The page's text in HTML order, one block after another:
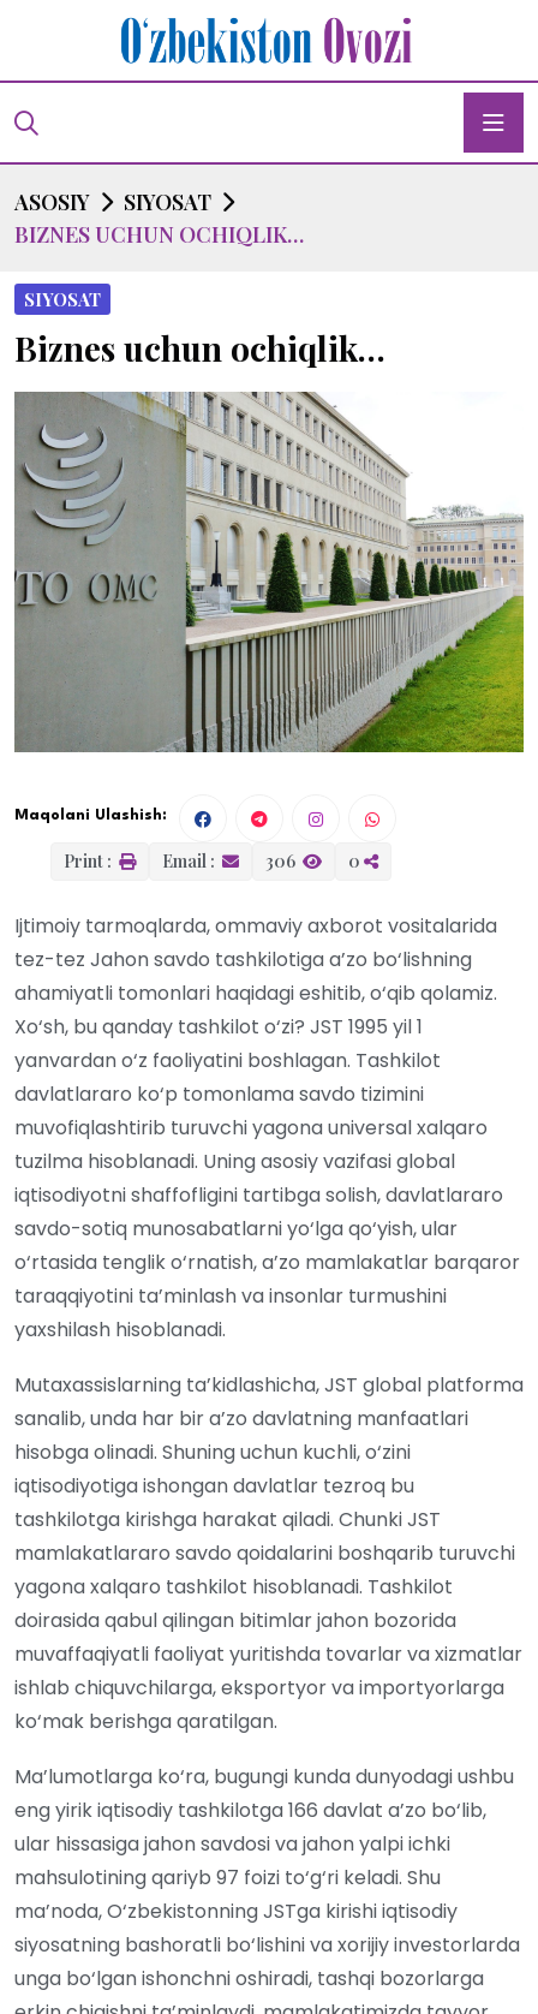
ASOSIY
SIYOSAT
BIZNES UCHUN OCHIQLIK…
SIYOSAT
Biznes uchun ochiqlik…
Maqolani Ulashish:
Print : Email : 306 0
Ijtimoiy tarmoqlarda, ommaviy axborot vositalarida
tez-tez Jahon savdo tashkilotiga a’zo bo‘lishning
ahamiyatli tomonlari haqidagi eshitib, o‘qib qolamiz.
Xo‘sh, bu qanday tashkilot o‘zi? JST 1995 yil 1
yanvardan o‘z faoliyatini boshlagan. Tashkilot
davlatlararo ko‘p tomonlama savdo tizimini
muvofiqlashtirib turuvchi yagona universal xalqaro
tuzilma hisoblanadi. Uning asosiy vazifasi global
iqtisodiyotni shaffofligini tartibga solish, davlatlararo
savdo-sotiq munosabatlarni yo‘lga qo‘yish, ular
o‘rtasida tenglik o‘rnatish, a’zo mamlakatlar barqaror
taraqqiyotini ta’minlash va insonlar turmushini
yaxshilash hisoblanadi.
Mutaxassislarning ta’kidlashicha, JST global platforma
sanalib, unda har bir a’zo davlatning manfaatlari
hisobga olinadi. Shuning uchun kuchli, o‘zini
iqtisodiyotiga ishongan davlatlar tezroq bu
tashkilotga kirishga harakat qiladi. Chunki JST
mamlakatlararo savdo qoidalarini boshqarib turuvchi
yagona xalqaro tashkilot hisoblanadi. Tashkilot
doirasida qabul qilingan bitimlar jahon bozorida
muvaffaqiyatli faoliyat yuritishda tovarlar va xizmatlar
ishlab chiquvchilarga, eksportyor va importyorlarga
ko‘mak berishga qaratilgan.
Ma’lumotlarga ko‘ra, bugungi kunda dunyodagi ushbu
eng yirik iqtisodiy tashkilotga 166 davlat a’zo bo‘lib,
ular hissasiga jahon savdosi va jahon yalpi ichki
mahsulotining qariyb 97 foizi to‘g‘ri keladi. Shu
ma’noda, O‘zbekistonning JSTga kirishi iqtisodiy
siyosatning bashoratli bo‘lishini va xorijiy investorlarda
unga bo‘lgan ishonchni oshiradi, tashqi bozorlarga